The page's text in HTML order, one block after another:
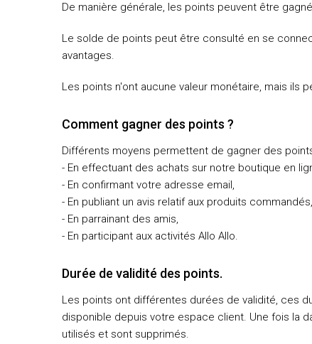
De manière générale, les points peuvent être
Le solde de points peut être consulté en se
avantages.
Les points n'ont aucune valeur monétaire, mais ils
Comment gagner des points ?
Différents moyens permettent de gagner des
- En effectuant des achats sur notre boutique en
- En confirmant votre adresse email,
- En publiant un avis relatif aux produits commandés,
- En parrainant des amis,
- En participant aux activités Allo Allo.
Durée de validité des points.
Les points ont différentes durées de validité, ces
disponible depuis votre espace client. Une fois la
utilisés et sont supprimés.